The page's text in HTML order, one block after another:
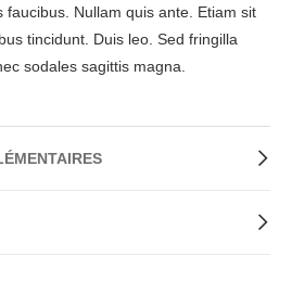
faucibus. Nullam quis ante. Etiam sit
tincidunt. Duis leo. Sed fringilla
sodales sagittis magna.